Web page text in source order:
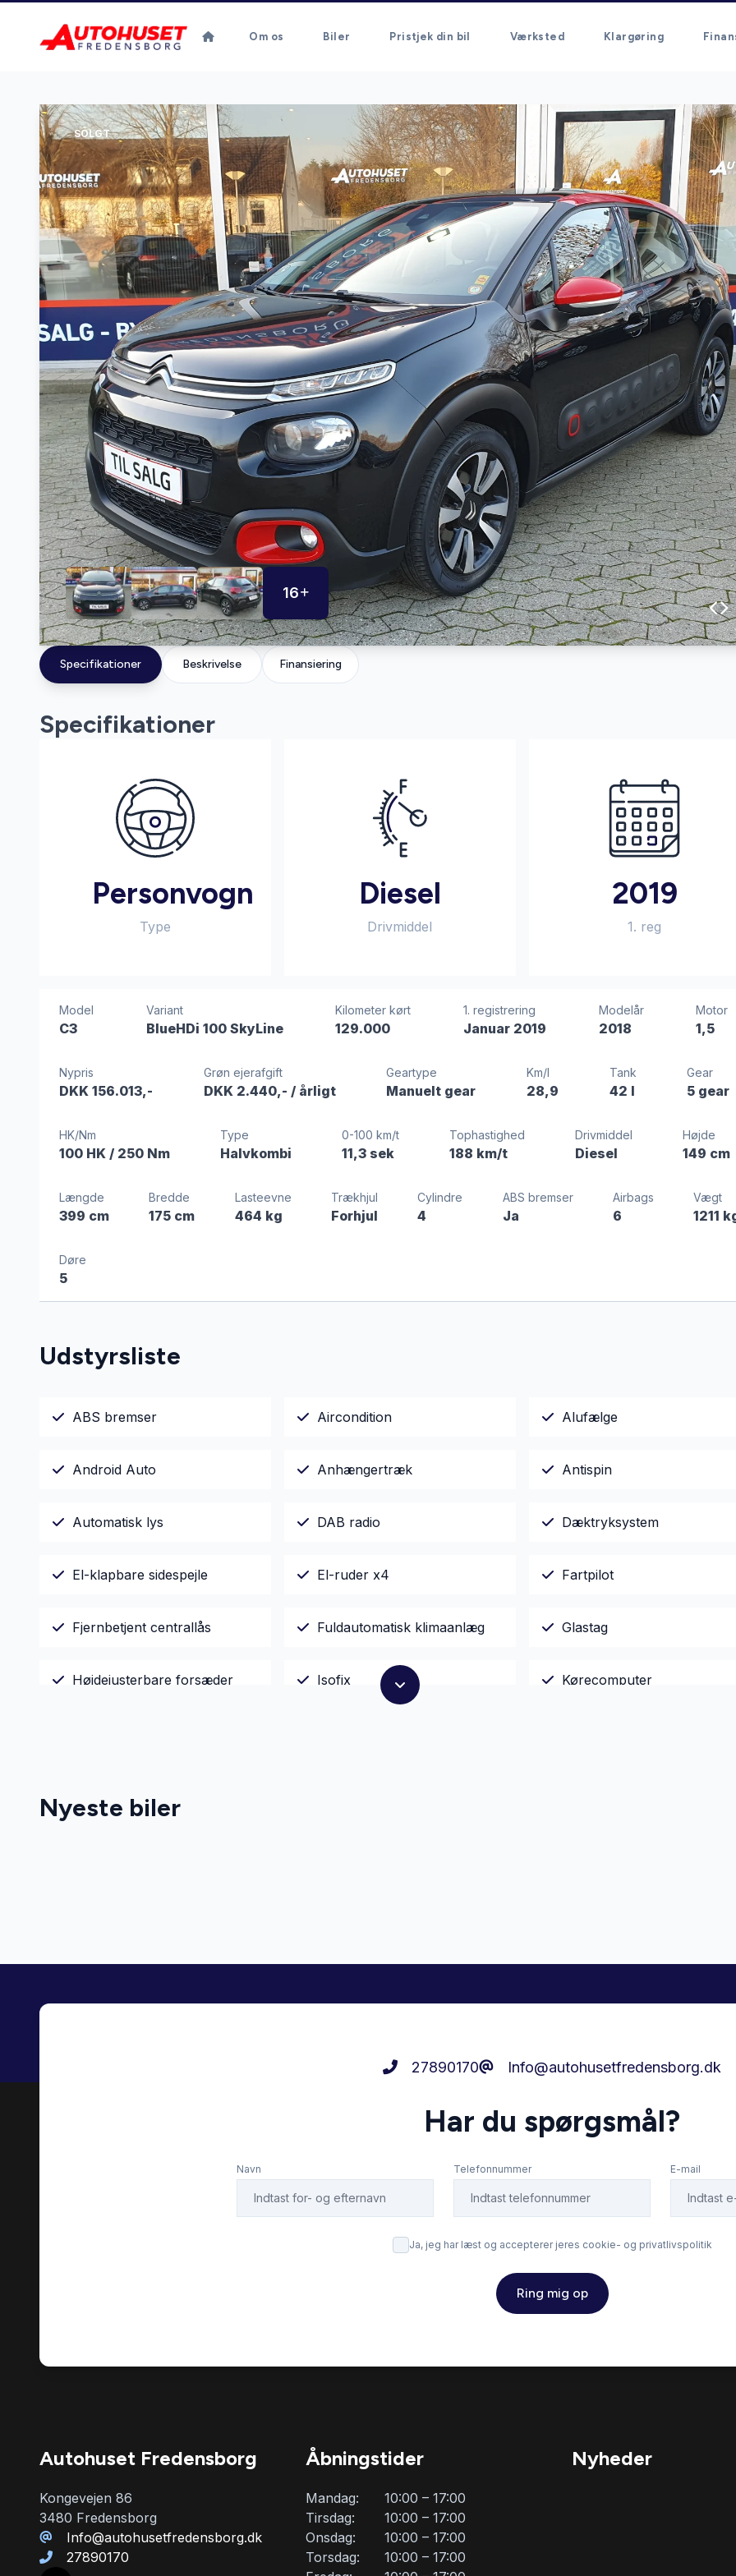
Om os Biler Pristjek din bil Værksted Klargøring
SOLGT
16
Specifikationer Beskrivelse Finansiering
Specifikationer
Personvogn
Type
Diesel
Drivmiddel
2019
1. reg
Model
C3
Variant
BlueHDi 100 SkyLine
Kilometer kørt
129.000
1. registrering
Januar 2019
Modelår
2018
Motor
1,5
Nypris
DKK 156.013,-
Grøn ejerafgift
DKK 2.440,- / årligt
Geartype
Manuelt gear
Km/l
28,9
Tank
42 l
Gear
5 gear
HK/Nm
100 HK / 250 Nm
Type
Halvkombi
0-100 km/t
11,3 sek
Tophastighed
188 km/t
Drivmiddel
Diesel
Højde
149 cm
Længde
399 cm
Bredde
175 cm
Lasteevne
464 kg
Trækhjul
Forhjul
Cylindre
4
ABS bremser
Ja
Airbags
6
Vægt
1211
Døre
5
Udstyrsliste
ABS bremser Aircondition Alufælge
Android Auto Anhængertræk Antispin
Automatisk lys DAB radio Dæktryksystem
El-klapbare sidespejle El-ruder x4 Fartpilot
Fjernbetjent centrallås Fuldautomatisk klimaanlæg Glastag
Højdejusterbare forsæder Isofix Kørecomputer
Nyeste biler
27890170 Info@autohusetfredensborg.dk
Har du spørgsmål?
Navn Telefonnummer E-mail
Ja, jeg har læst og accepterer jeres cookie- og privatlivspolitik
Ring mig op
Autohuset Fredensborg
Kongevejen 86
3480 Fredensborg
Info@autohusetfredensborg.dk
27890170
Åbningstider
Mandag:
10:00 – 17:00
Tirsdag:
10:00 – 17:00
Onsdag:
10:00 – 17:00
Torsdag:
10:00 – 17:00
Nyheder